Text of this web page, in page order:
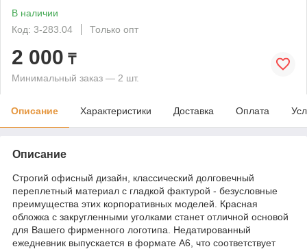
В наличии
Код: 3-283.04
Только опт
2 000 ₸
Минимальный заказ — 2 шт.
Описание Характеристики Доставка Оплата
Описание
Строгий офисный дизайн, классический долговечный
переплетный материал с гладкой фактурой - безусловные
преимущества этих корпоративных моделей. Красная
обложка с закругленными уголками станет отличной основой
для Вашего фирменного логотипа. Недатированный
ежедневник выпускается в формате А6, что соответствует